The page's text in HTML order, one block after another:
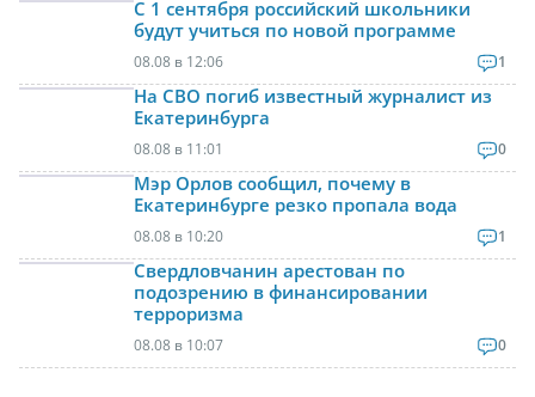
С 1 сентября российский школьники
будут учиться по новой программе
08.08 в 12:06 1
На СВО погиб известный журналист из
Екатеринбурга
08.08 в 11:01 0
Мэр Орлов сообщил, почему в
Екатеринбурге резко пропала вода
08.08 в 10:20 1
Свердловчанин арестован по
подозрению в финансировании
терроризма
08.08 в 10:07 0